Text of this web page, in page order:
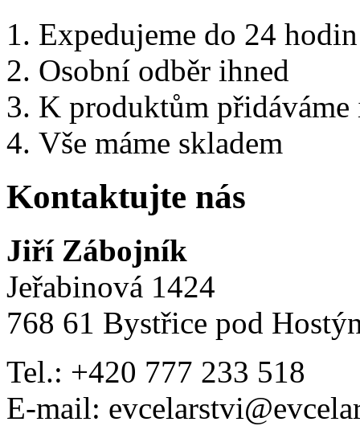
Expedujeme do 24 hodin
Osobní odběr ihned
K produktům
Vše máme skladem
Kontaktujte nás
Jiří Zábojník
Jeřabinová 1424
768 61 Bystřice pod
Tel.: +420 777 233 518
E-mail: